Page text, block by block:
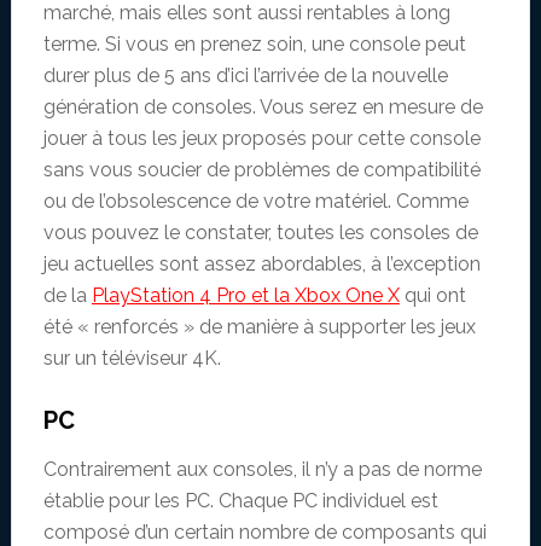
marché, mais elles sont aussi rentables à long
terme. Si vous en prenez soin, une console peut
durer plus de 5 ans d’ici l’arrivée de la nouvelle
génération de consoles. Vous serez en mesure de
jouer à tous les jeux proposés pour cette console
sans vous soucier de problèmes de compatibilité
ou de l’obsolescence de votre matériel. Comme
vous pouvez le constater, toutes les consoles de
jeu actuelles sont assez abordables, à l’exception
de la PlayStation 4 Pro et la Xbox One Xqui ont
été « renforcés » de manière à supporter les jeux
sur un téléviseur 4K.
PC
Contrairement aux consoles, il n’y a pas de norme
établie pour les PC. Chaque PC individuel est
composé d’un certain nombre de composants qui